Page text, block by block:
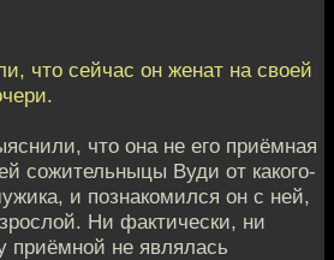
что сейчас он женат на своей
что она не его приёмная
сожительныцы Вуди от какого-
и познакомился он с ней,
Ни фактически, ни
приёмной не являлась